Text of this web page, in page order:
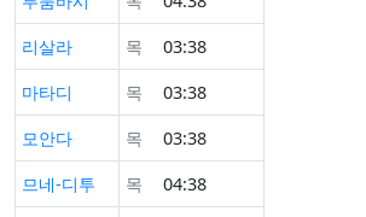
리살라
목
03:38
마타디
목
03:38
모안다
목
03:38
므네-디투
목
04:38